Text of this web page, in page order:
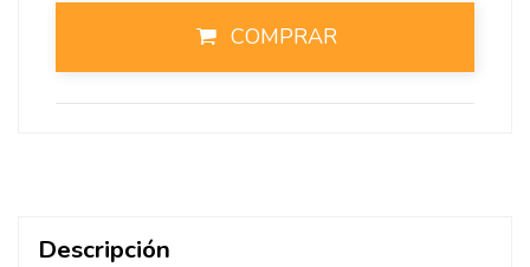
COMPRAR
Descripción